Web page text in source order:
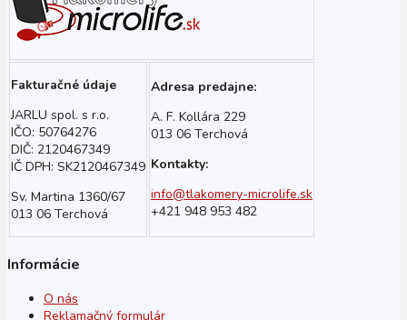
Fakturačné údaje
JARLU spol. s r.o.
IČO: 50764276
DIČ: 2120467349
IČ DPH: SK2120467349
Sv. Martina 1360/67
013 06 Terchová
Adresa predajne:
A. F. Kollára 229
013 06 Terchová
Kontakty:
info@tlakomery-microlife.sk
+421 948 953 482
Informácie
O nás
Reklamačný formulár